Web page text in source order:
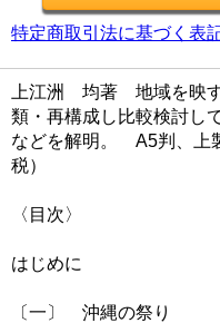
特定商取引法に基づく表
上江洲 均著 地域を映
類・再構成し比較検討し
などを解明。 A5判、上
税）
〈目次〉
はじめに
〔一〕 沖縄の祭り